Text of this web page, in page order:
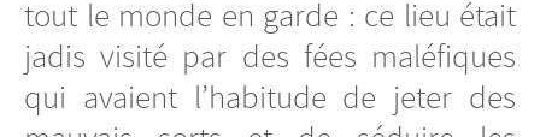
tout le monde en garde : ce lieu était
jadis visité par des fées maléfiques
qui avaient l’habitude de jeter des